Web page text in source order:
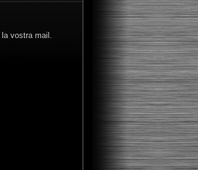
vostra mail.